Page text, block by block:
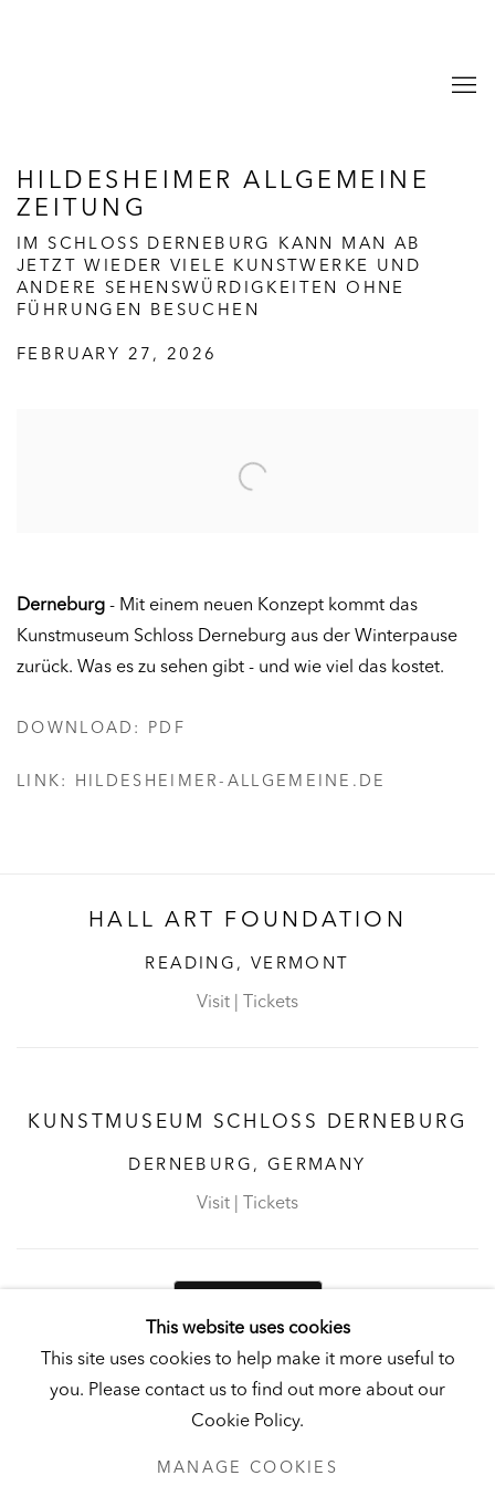
HILDESHEIMER ALLGEMEINE
ZEITUNG
IM SCHLOSS DERNEBURG KANN MAN AB
JETZT WIEDER VIELE KUNSTWERKE UND
ANDERE SEHENSWÜRDIGKEITEN OHNE
FÜHRUNGEN BESUCHEN
FEBRUARY 27, 2026
Derneburg - Mit einem neuen Konzept kommt das
Kunstmuseum Schloss Derneburg aus der Winterpause
zurück. Was es zu sehen gibt - und wie viel das kostet.
DOWNLOAD: PDF
LINK: HILDESHEIMER-ALLGEMEINE.DE
HALL ART FOUNDATION
READING, VERMONT
Visit | Tickets
KUNSTMUSEUM SCHLOSS DERNEBURG
DERNEBURG, GERMANY
Visit | Tickets
This website uses cookies
This site uses cookies to help make it more useful to
you. Please contact us to find out more about our
Cookie Policy.
MANAGE COOKIES